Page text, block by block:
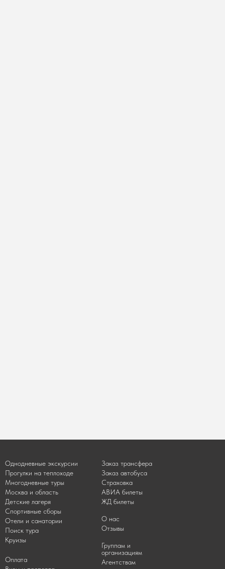
Круизы
Отели и санатории
Поиск тура
Многодневные туры
Однодневные экскурсии
Детские лагеря
Спортивные сборы
Москва и область
Оплата
Отзывы
О нас
Страховка
АВИА билеты
ЖД билеты
Заказ трансфера
Заказ автобуса
Агентствам
Группам и
организациям
Прогулки на теплоходе